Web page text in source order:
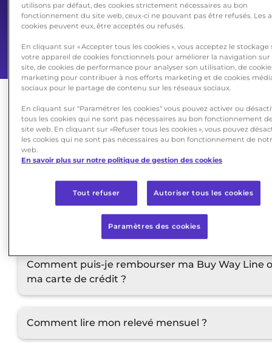
Réponses
Mon dossier
Quel est mon solde disponible à ce jour ?
Comment puis-je rembourser ma Buy Way Line
ma carte de crédit ?
Comment lire mon relevé mensuel ?
utilisons par défaut, des cookies strictement nécessaires au bon
fonctionnement du site web, ceux-ci ne pouvant pas être refusés. Les
cookies peuvent eux, être acceptés ou refusés.
En cliquant sur « Accepter tous les cookies », vous acceptez le stockage
votre appareil de cookies fonctionnels pour améliorer la navigation
site, de cookies de performance pour analyser son utilisation, de
marketing pour contribuer à nos efforts marketing et de cookies
sociaux pour le partage de contenu sur les réseaux sociaux.
En cliquant sur "Paramétrer les cookies" vous pouvez activer ou
tous les cookies qui ne sont pas nécessaires au bon fonctionnement
site web. En cliquant sur «Refuser tous les cookies », vous pouvez
les cookies qui ne sont pas nécessaires au bon fonctionnement de
web.
En savoir plus sur notre politique de gestion des cookies
Tout refuser Autoriser tous les cookies
Paramètres des cookies